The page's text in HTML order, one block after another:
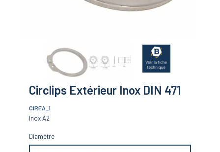
Circlips Extérieur Inox DIN 471
CIREA_1
Inox A2
Diamètre